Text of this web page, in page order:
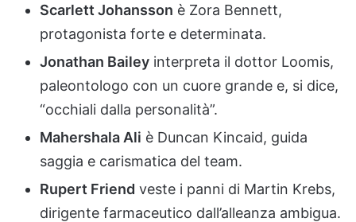
Scarlett Johansson è Zora Bennett,
protagonista forte e determinata.
Jonathan Bailey interpreta il dottor Loomis,
paleontologo con un cuore grande e, si dice,
“occhiali dalla personalità”.
Mahershala Ali è Duncan Kincaid, guida
saggia e carismatica del team.
Rupert Friend veste i panni di Martin Krebs,
dirigente farmaceutico dall’alleanza ambigua.